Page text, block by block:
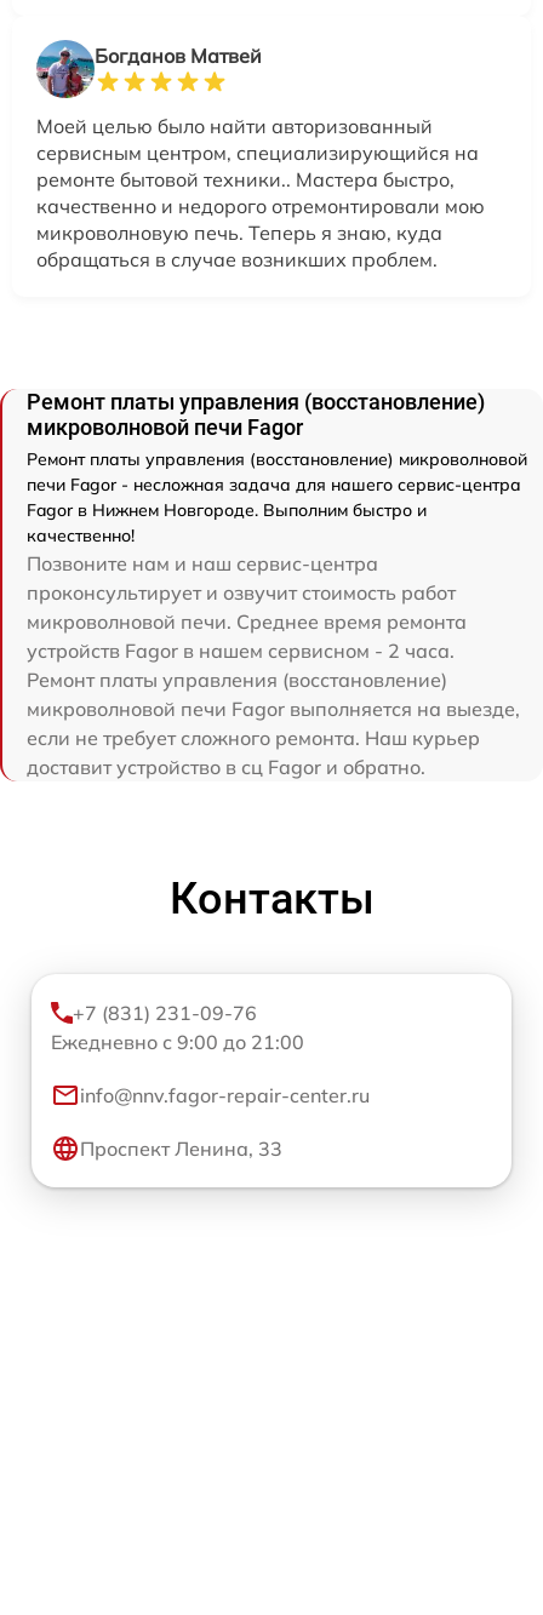
Богданов Матвей
Моей целью было найти авторизованный
сервисным центром, специализирующийся на
ремонте бытовой техники.. Мастера быстро,
качественно и недорого отремонтировали мою
микроволновую печь. Теперь я знаю, куда
обращаться в случае возникших проблем.
Ремонт платы управления (восстановление)
микроволновой печи Fagor
Ремонт платы управления (восстановление) микроволновой
печи Fagor - несложная задача для нашего сервис-центра
Fagor в Нижнем Новгороде. Выполним быстро и
качественно!
Позвоните нам и наш сервис-центра
проконсультирует и озвучит стоимость работ
микроволновой печи. Среднее время ремонта
устройств Fagor в нашем сервисном - 2 часа.
Ремонт платы управления (восстановление)
микроволновой печи Fagor выполняется на выезде,
если не требует сложного ремонта. Наш курьер
доставит устройство в сц Fagor и обратно.
Контакты
+7 (831) 231-09-76
Ежедневно с 9:00 до 21:00
info@nnv.fagor-repair-center.ru
Проспект Ленина, 33